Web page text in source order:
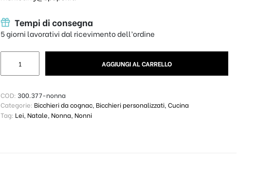
Tempi di consegna
5 giorni lavorativi dal ricevimento dell’ordine
AGGIUNGI AL CARRELLO
COD: 300.377-nonna
Categorie: Bicchieri da cognac, Bicchieri personalizzati,Cucina
Tag: Lei Natale Nonna Nonni